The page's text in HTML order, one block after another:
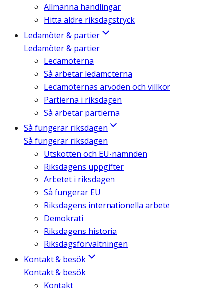
Allmänna handlingar
Hitta äldre riksdagstryck
Ledamöter & partier
Ledamöter & partier
Ledamöterna
Så arbetar ledamöterna
Ledamöternas arvoden och villkor
Partierna i riksdagen
Så arbetar partierna
Så fungerar riksdagen
Så fungerar riksdagen
Utskotten och EU-nämnden
Riksdagens uppgifter
Arbetet i riksdagen
Så fungerar EU
Riksdagens internationella arbete
Demokrati
Riksdagens historia
Riksdagsförvaltningen
Kontakt & besök
Kontakt & besök
Kontakt